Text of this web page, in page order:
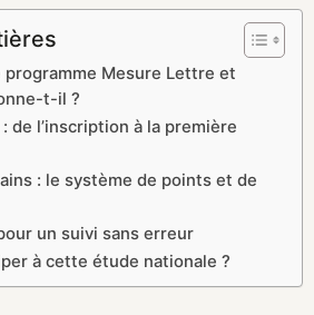
programme Mesure Lettre et
t-il ?
de l’inscription à la première
: le système de points et de
un suivi sans erreur
à cette étude nationale ?